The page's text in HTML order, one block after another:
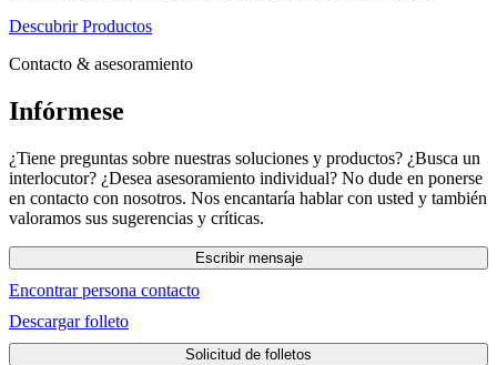
Descubrir Productos
Contacto & asesoramiento
Infórmese
¿Tiene preguntas sobre nuestras soluciones y productos? ¿Busca un
interlocutor? ¿Desea asesoramiento individual? No dude en ponerse
en contacto con nosotros. Nos encantaría hablar con usted y también
valoramos sus sugerencias y críticas.
Escribir mensaje
Encontrar persona contacto
Descargar folleto
Solicitud de folletos